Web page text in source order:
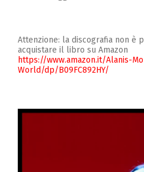
Attenzione: la discografia non è
acquistare il libro su Amazon
https://www.amazon.it/Alanis-
World/dp/B09FC892HY/